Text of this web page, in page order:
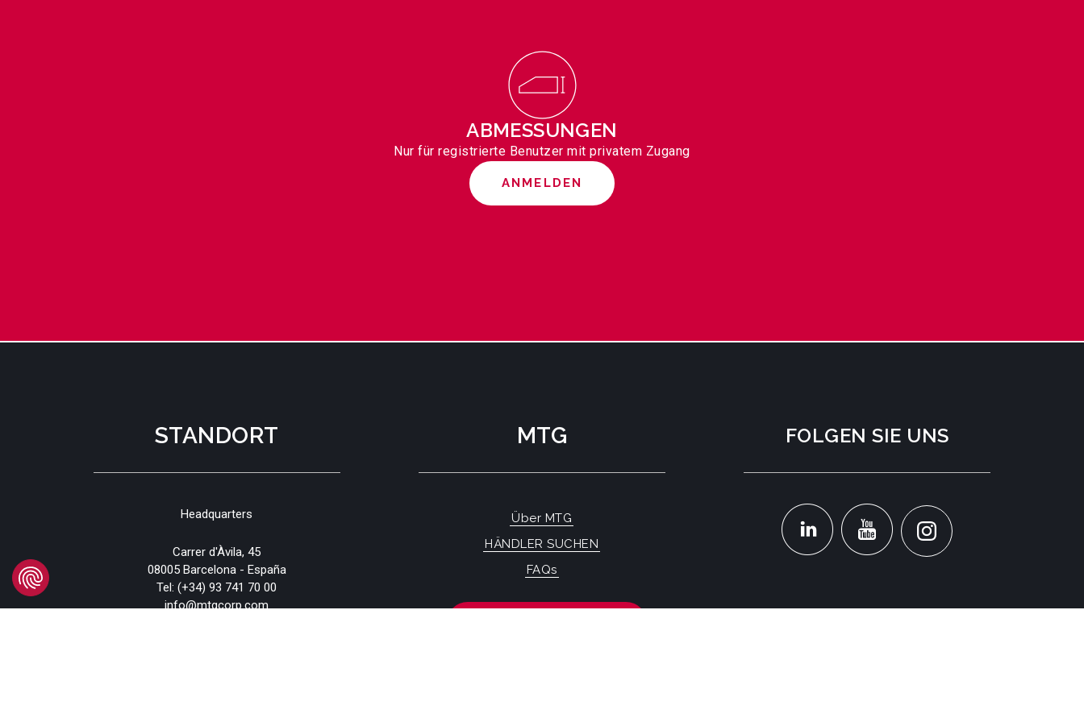
ABMESSUNGEN
Nur für registrierte Benutzer mit privatem Zugang
ANMELDEN
STANDORT
Headquarters
Carrer d'Àvila, 45
08005 Barcelona - España
Tel:(+34) 93 741 70 00
info@mtgcorp.com
MTG
Über MTG
HÄNDLER SUCHEN
FAQs
FOLGEN SIE UNS